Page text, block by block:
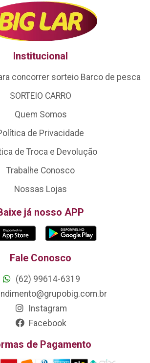
Institucional
concorrer sorteio Barco de pesca
SORTEIO CARRO
Quem Somos
de Privacidade
de Troca e Devolução
Trabalhe Conosco
Nossas Lojas
já nosso APP
Fale Conosco
(62) 99614-6319
Instagram
Facebook
de Pagamento